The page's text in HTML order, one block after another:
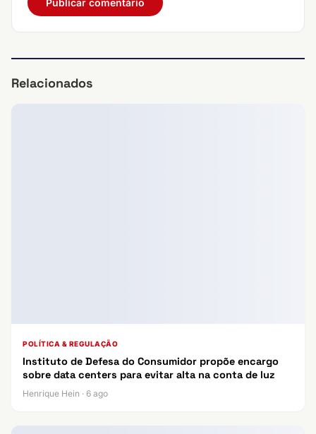
Relacionados
POLÍTICA & REGULAÇÃO
Instituto de Defesa do Consumidor propõe encargo
sobre data centers para evitar alta na conta de luz
Henrique Hein · 6 ago